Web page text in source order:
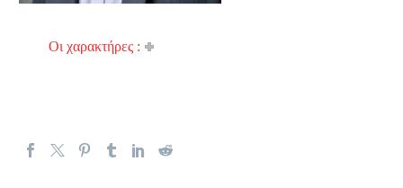
Οι χαρακτήρες :